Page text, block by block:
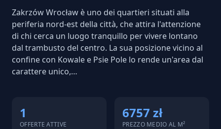
Zakrzów Wrocław è uno dei quartieri situati alla
periferia nord-est della città, che attira l'attenzione
di chi cerca un luogo tranquillo per vivere lontano
dal trambusto del centro. La sua posizione vicino al
confine con Kowale e Psie Pole lo rende un'area dal
carattere unico,…
1
OFFERTE ATTIVE
6757 zł
PREZZO MEDIO AL M²